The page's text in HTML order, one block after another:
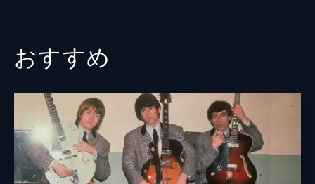
製作
おすすめ